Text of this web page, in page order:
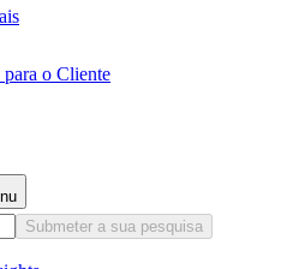
o Cliente
Submeter a sua pesquisa